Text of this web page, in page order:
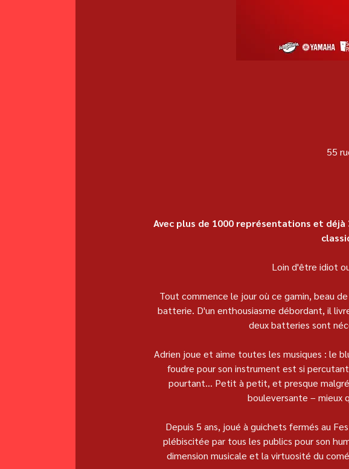
55
Avec plus de 1000 représentations et
Loin d'être idiot
Tout commence le jour où ce gamin, beau
batterie. D'un enthousiasme débordant, il
deux batteries sont
Adrien joue et aime toutes les musiques : le
foudre pour son instrument est si
pourtant... Petit à petit, et presque
bouleversante – mieux
Depuis 5 ans, joué à guichets fermés au
plébiscitée par tous les publics pour son
dimension musicale et la virtuosité du